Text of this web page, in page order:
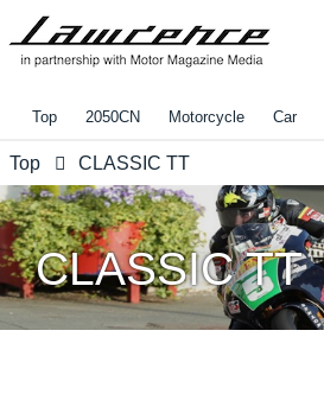
Top 2050CN Motorcycle Car
Top CLASSIC TT
CLASSIC TT